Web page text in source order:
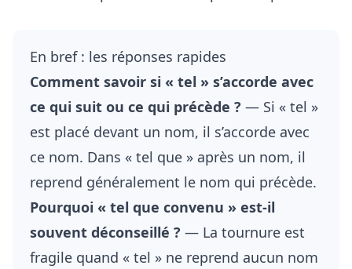
En bref : les réponses rapides
Comment savoir si « tel » s’accorde avec
ce qui suit ou ce qui précède ? — Si « tel »
est placé devant un nom, il s’accorde avec
ce nom. Dans « tel que » après un nom, il
reprend généralement le nom qui précède.
Pourquoi « tel que convenu » est-il
souvent déconseillé ? — La tournure est
fragile quand « tel » ne reprend aucun nom